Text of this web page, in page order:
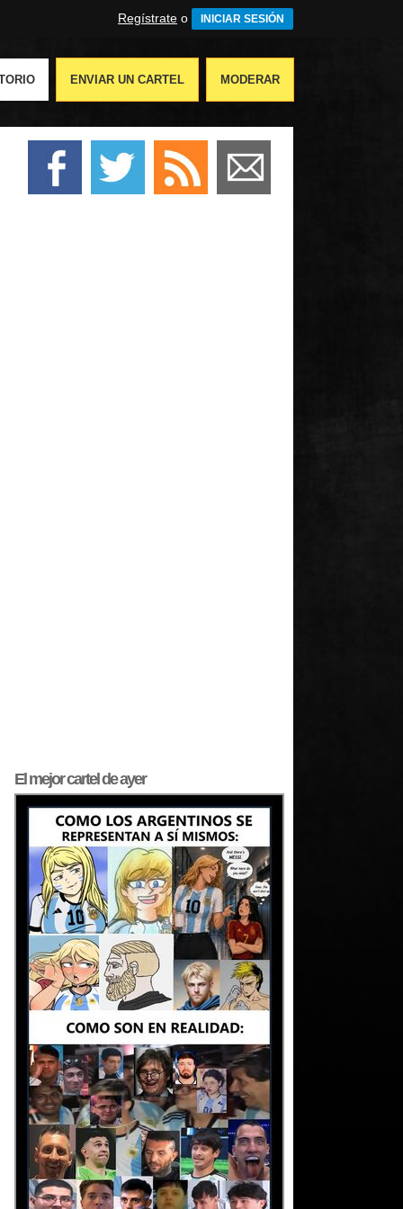
Regístrate o INICIAR SESIÓN
ENVIAR UN CARTEL MODERAR
El mejorcartel de ayer